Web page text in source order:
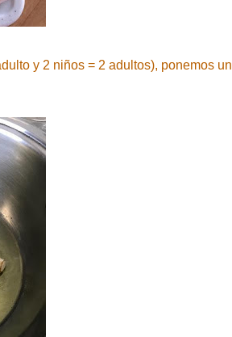
y 2 niños = 2 adultos), ponemos un